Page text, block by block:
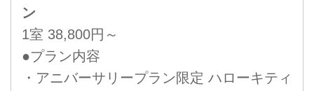
ン
1室 38,800円～
●プラン内容
・アニバーサリープラン限定 ハローキティ